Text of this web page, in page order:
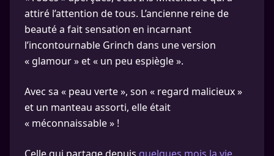
attiré l’attention de tous. L’ancienne reine de
beauté a fait sensation en incarnant
l’incontournable Grinch dans une version
« glamour » et « un peu espiègle ».
Avec sa « peau verte », son « regard malicieux »
et un manteau assorti, elle était
« méconnaissable » !